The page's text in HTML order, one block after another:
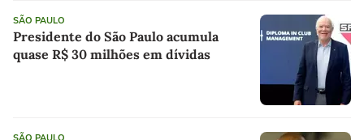
SÃO PAULO
Presidente do São Paulo acumula
quase R$ 30 milhões em dívidas